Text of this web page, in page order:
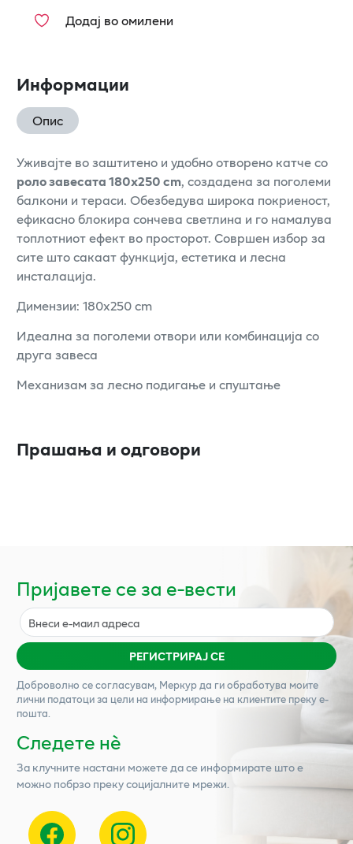
Додај во омилени
Информации
Опис
Уживајте во заштитено и удобно отворено катче со
роло завесата 180x250 cm, создадена за поголеми
балкони и тераси. Обезбедува широка покриеност,
ефикасно блокира сончева светлина и го намалува
топлотниот ефект во просторот. Совршен избор за
сите што сакаат функција, естетика и лесна
инсталација.
Димензии: 180x250 cm
Идеална за поголеми отвори или комбинација со
друга завеса
Механизам за лесно подигање и спуштање
Прашања и одговори
Пријавете се за е-вести
РЕГИСТРИРАЈ СЕ
Доброволно се согласувам, Меркурда ги обработува моите
лични податоци за цели на информирање на клиентите преку е-
пошта.
Следете нѐ
За клучните настани можете да се информирате што е
можно побрзо преку социјалните мрежи.